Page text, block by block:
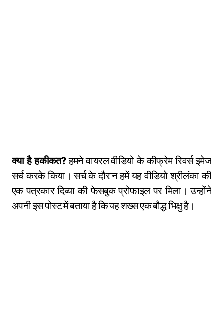
क्या है हकीकत?हमने वायरल वीडियो के कीफ्रेम रिवर्स इमेज
सर्च करके किया। सर्च के दौरान हमें यह वीडियो श्रीलंका की
एक पत्रकार दिव्या की फेसबुक प्रोफाइल पर मिला। उन्होंने
अपनी इस पोस्ट में बताया है कि यह शख्स एक बौद्ध भिक्षु है।